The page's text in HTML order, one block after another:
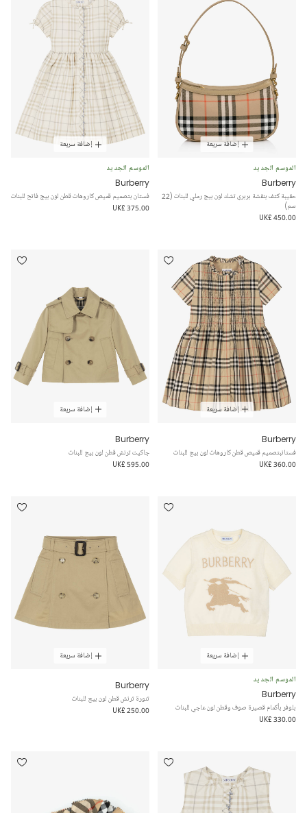
إضافة سريعة
الموسم الجديد
Burberry
حقيبة كتف بنقشة بربري تشك لون بيج رملي للبنات (22
سم)
UK£ 450.00
إضافة سريعة
الموسم الجديد
Burberry
فستان بتصميم قميص كاروهات قطن لون بيج فاتح للبنات
UK£ 375.00
إضافة سريعة
Burberry
فستانبتصميم قميص قطن كاروهات لون بيج للبنات
UK£ 360.00
إضافة سريعة
Burberry
جاكيت ترنش قطن لون بيج للبنات
UK£ 595.00
إضافة سريعة
الموسم الجديد
Burberry
بلوفر بأكمام قصيرة صوف وقطن لون عاجي للبنات
UK£ 330.00
إضافة سريعة
Burberry
تنورة ترنش قطن لون بيج للبنات
UK£ 250.00